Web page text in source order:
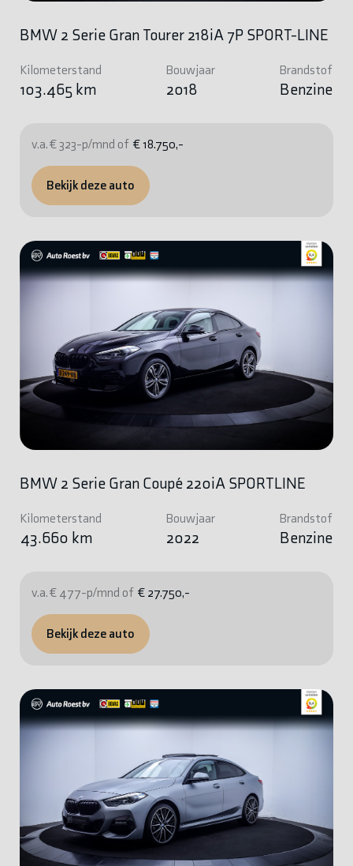
BMW 2 Serie Gran Tourer 218iA 7P SPORT-LINE
Kilometerstand
103.465 km
Bouwjaar
2018
Brandstof
Benzine
v.a. € 323-p/mnd of € 18.750,-
Bekijk deze auto
BMW 2 Serie Gran Coupé 220iA SPORTLINE
Kilometerstand
43.660 km
Bouwjaar
2022
Brandstof
Benzine
v.a. € 477-p/mnd of € 27.750,-
Bekijk deze auto